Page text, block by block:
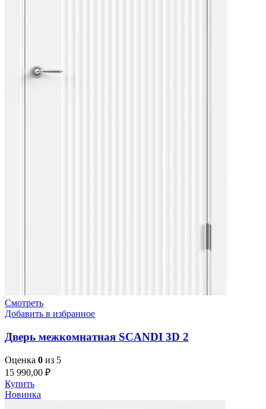
Смотреть
Добавить в избранное
Дверь межкомнатная SCANDI 3D 2
Оценка 0 из 5
15 990,00 ₽
Купить
Новинка